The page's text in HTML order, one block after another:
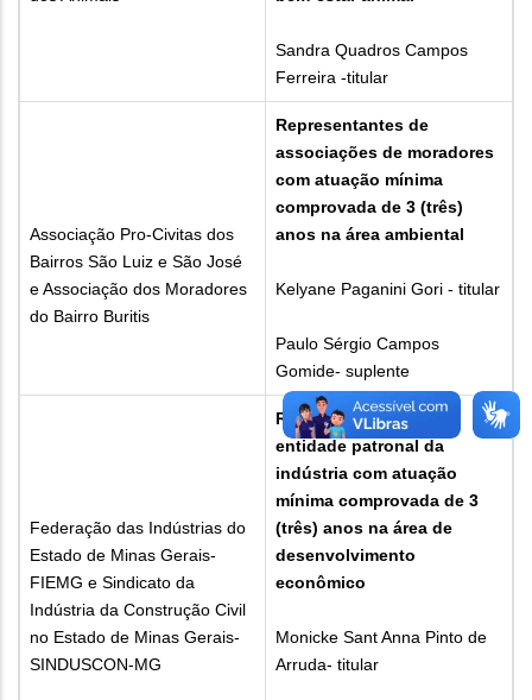
Sandra Quadros Campos
Ferreira -titular
Associação Pro-Civitas dos
Bairros São Luiz e São José
e Associação dos Moradores
do Bairro Buritis
Representantes de
associações de moradores
com atuação mínima
comprovada de 3 (três)
anos na área ambiental
Kelyane Paganini Gori - titular
Paulo Sérgio Campos
Gomide- suplente
Federação das Indústrias do
Estado de Minas Gerais-
FIEMG e Sindicato da
Indústria da Construção Civil
no Estado de Minas Gerais-
SINDUSCON-MG
Representantes de
entidade patronal da
indústria com atuação
mínima comprovada de 3
(três) anos na área de
desenvolvimento
econômico
Monicke Sant Anna Pinto de
Arruda- titular